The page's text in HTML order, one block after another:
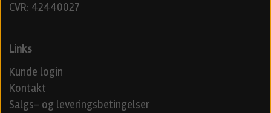
CVR: 42440027
Links
Kunde login
Kontakt
Salgs- og leveringsbetingelser